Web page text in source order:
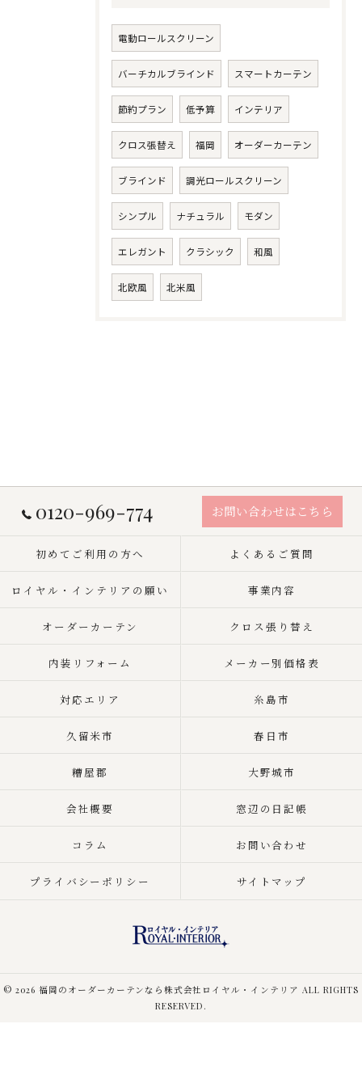
電動ロールスクリーン
バーチカルブラインド スマートカーテン
節約プラン 低予算 インテリア
クロス張替え 福岡 オーダーカーテン
ブラインド 調光ロールスクリーン
シンプル ナチュラル モダン
エレガント クラシック 和風
北欧風 北米風
0120-969-774 お問い合わせはこちら
初めてご利用の方へ よくあるご質問
ロイヤル・インテリアの願い 事業内容
オーダーカーテン クロス張り替え
内装リフォーム メーカー別価格表
対応エリア 糸島市
久留米市 春日市
糟屋郡 大野城市
会社概要 窓辺の日記帳
コラム お問い合わせ
プライバシーポリシー サイトマップ
© 2026 福岡のオーダーカーテンなら株式会社ロイヤル・インテリア ALL RIGHTS
RESERVED.